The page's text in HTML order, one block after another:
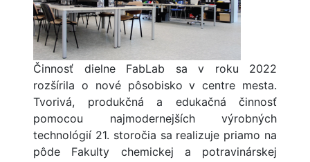
Činnosť dielne FabLab sa v roku 2022
rozšírila o nové pôsobisko v centre mesta.
Tvorivá, produkčná a edukačná činnosť
pomocou najmodernejších výrobných
technológií 21. storočia sa realizuje priamo na
pôde Fakulty chemickej a potravinárskej